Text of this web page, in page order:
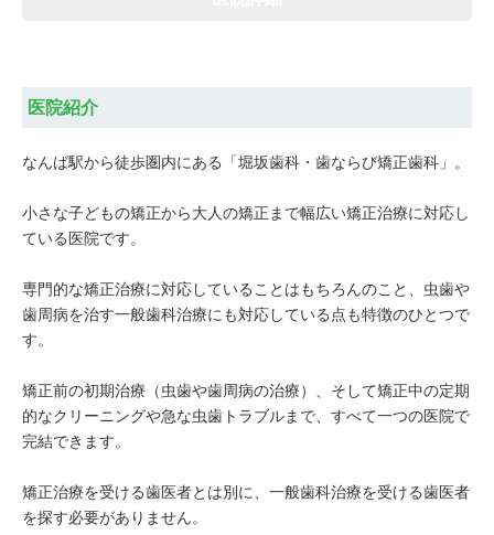
医院紹介
なんば駅から徒歩圏内にある「堀坂歯科・歯ならび矯正歯科」。
小さな子どもの矯正から大人の矯正まで幅広い矯正治療に対応し
ている医院です。
専門的な矯正治療に対応していることはもちろんのこと、虫歯や
歯周病を治す一般歯科治療にも対応している点も特徴のひとつで
す。
矯正前の初期治療（虫歯や歯周病の治療）、そして矯正中の定期
的なクリーニングや急な虫歯トラブルまで、すべて一つの医院で
完結できます。
矯正治療を受ける歯医者とは別に、一般歯科治療を受ける歯医者
を探す必要がありません。